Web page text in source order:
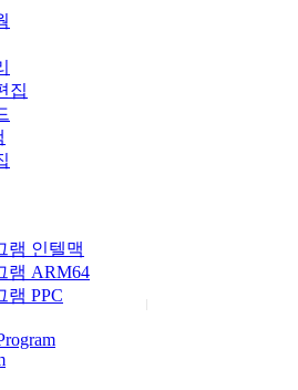
집
램 인텔맥
램 ARM64
램 PPC